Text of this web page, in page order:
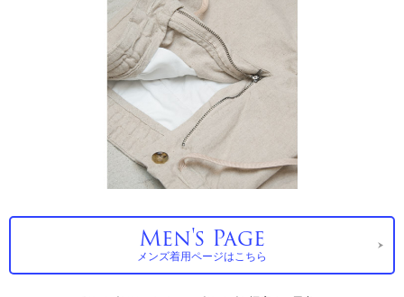
Men's Page
メンズ着用ページはこちら